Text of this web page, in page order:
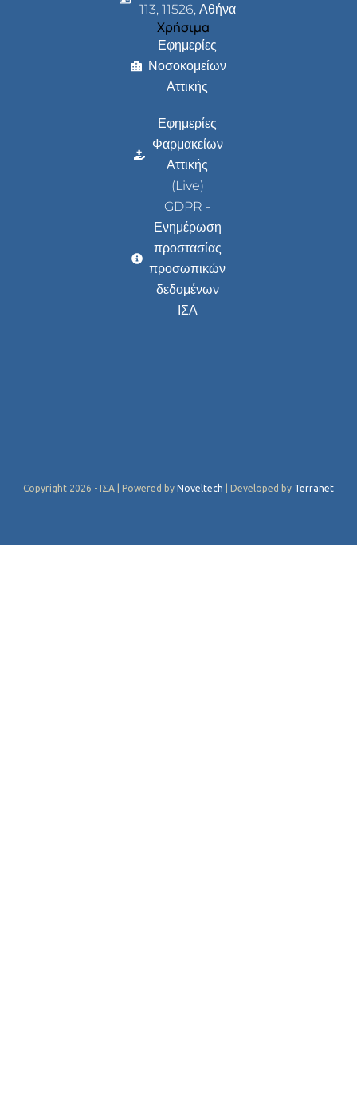
113, 11526, Αθήνα
Χρήσιμα
Εφημερίες
Νοσοκομείων
Αττικής
Εφημερίες
Φαρμακείων
Αττικής
(Live)
GDPR -
Ενημέρωση
προστασίας
προσωπικών
δεδομένων
ΙΣΑ
Copyright 2026 - ΙΣΑ | Powered by Noveltech | Developed by Terranet